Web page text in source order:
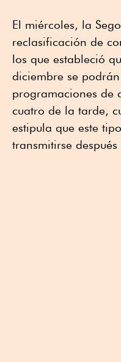
El miércoles, la
reclasificación de
los que estableció
diciembre se
programaciones de
cuatro de la tarde,
estipula que este
transmitirse